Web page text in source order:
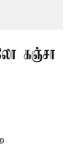
கஞ்சா